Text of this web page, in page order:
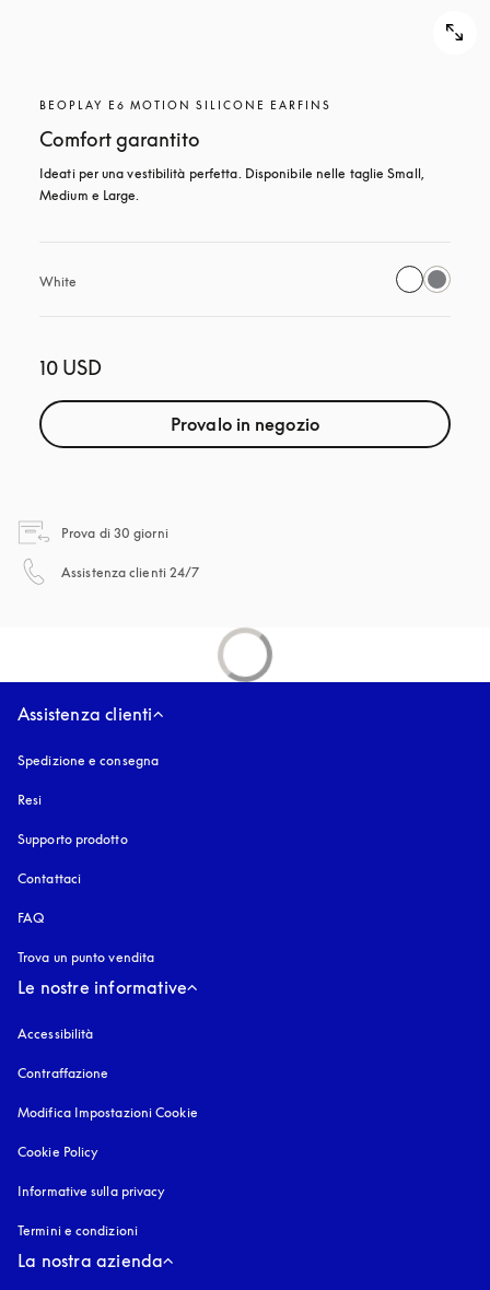
BEOPLAY E6 MOTION SILICONE EARFINS
Comfort garantito
Ideati per una vestibilità perfetta. Disponibile nelle taglie Small,
Medium e Large.
White
10 USD
Provalo in negozio
Prova di 30 giornisi apre in una nuova finestra
Assistenza clienti 24/7
Assistenza clienti
Spedizione e consegna
Resi
Supporto prodotto
Contattaci
FAQ
Trova un punto vendita
Le nostre informative
Accessibilità
Contraffazione
Modifica Impostazioni Cookie
Cookie Policy
Informative sulla privacy
Termini e condizioni
La nostra azienda